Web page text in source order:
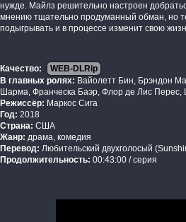
нужде. Майлз решительно настроен
мнению тщательно продуманный обман, но
подыгрывать и в процессе изменит свою
Качество:
WEB-DLRip
В главных ролях: Вайолетт Бин, Брэндон
Шарма, Франческа Баэр, Флор де Лис
Режиссёр: Маркос Сига
Год: 2018
Страна: США
Жанр: драма, комедия
Перевод: Любительский двухголосый
Продолжительность: 00:43:00 / серия